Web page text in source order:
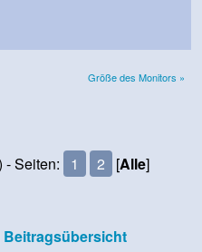
Größe des Monitors »
- Seiten:
1 2 [Alle]
Beitragsübersicht